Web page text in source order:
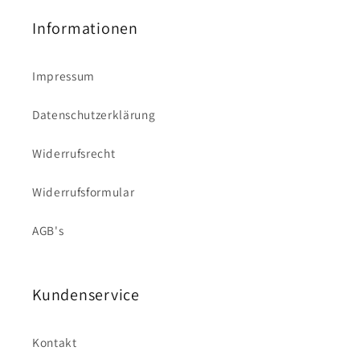
Informationen
Impressum
Datenschutzerklärung
Widerrufsrecht
Widerrufsformular
AGB's
Kundenservice
Kontakt